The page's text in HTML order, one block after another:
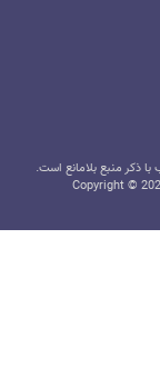
ذکر منبع بلامانع است.
Copyright ©